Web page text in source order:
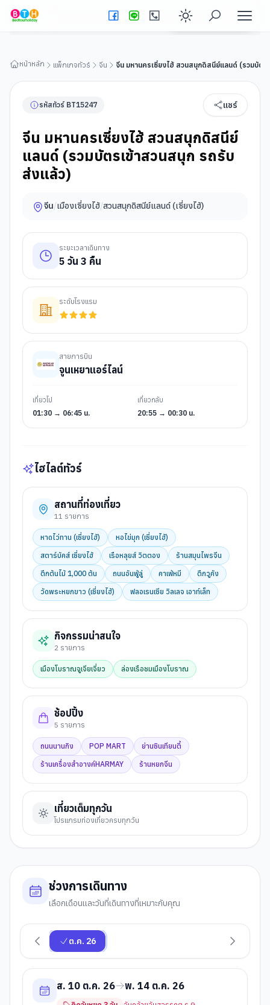
Enable dark
รถรับส่งแล้ว)
ดูรายละเอียดทัวร์
หน้าหลัก แพ็กเกจทัวร์ จีน จีน มหานครเซี่ยงไฮ้ สวนสนุกดิสนีย์แลนด์ (รวมบัต
รหัสทัวร์ BT15247 แชร์
จีน มหานครเซี่ยงไฮ้ สวนสนุกดิสนีย์
แลนด์ (รวมบัตรเข้าสวนสนุก รถรับ
ส่งแล้ว)
จีน/เมืองเซี่ยงไฮ้/สวนสนุกดิสนีย์แลนด์ (เซี่ยงไฮ้)
ระยะเวลาเดินทาง
5 วัน 3 คืน
ระดับโรงแรม
สายการบิน
จูนเหยาแอร์ไลน์
เที่ยวไป
01:30 → 06:45 น.
เที่ยวกลับ
20:55 → 00:30 น.
ไฮไลต์ทัวร์
สถานที่ท่องเที่ยว
11 รายการ
หาดไว่ทาน (เซี่ยงไฮ้)
หอไข่มุก (เซี่ยงไฮ้)
สตาร์บัคส์ เซี่ยงไฮ้
เรือหลุยส์ วิตตอง
ร้านสมุนไพรจีน
ตึกต้นไม้ 1,000 ต้น
ถนนอันฟู่ลู่ คาเฟ่หมี
ตึกวูคัง
วัดพระหยกขาว (เซี่ยงไฮ้)
ฟลอเรนเซีย วิลเลจ เอาท์เล็ท
กิจกรรมน่าสนใจ
2 รายการ
เมืองโบราณจูเจียเจี่ยว ล่องเรือชมเมืองโบราณ
ช้อปปิ้ง
5 รายการ
ถนนนานกิง POP MART
ย่านซินเทียนตี้
ร้านเครื่องสำอางค์HARMAY
ร้านหยกจีน
เที่ยวเต็มทุกวัน
โปรแกรมท่องเที่ยวครบทุกวัน
ช่วงการเดินทาง
เลือกเดือนและวันที่เดินทางที่เหมาะกับคุณ
ต.ค. 26
ส. 10 ต.ค. 26 พ. 14 ต.ค. 26